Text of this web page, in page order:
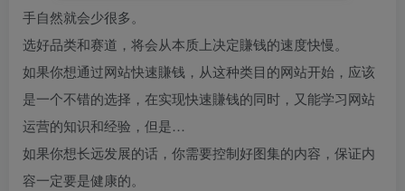
手自然就会少很多。
选好品类和赛道，将会从本质上决定賺钱的速度快慢。
如果你想通过网站快速賺钱，从这种类目的网站开始，应该
是一个不错的选择，在实现快速賺钱的同时，又能学习网站
运营的知识和经验，但是…
如果你想长远发展的话，你需要控制好图集的内容，保证内
容一定要是健康的。